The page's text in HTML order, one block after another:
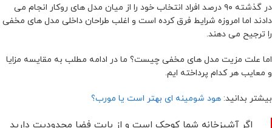
در گذشته ۹۰ درصد افراد انتخاب خود را از میان مدل های روکار انجام می
دادند اما امروزه شرایط فرق کرده است و اغلب طراحان داخلی مدل های مخفی
را ترجیح می دهند.
اما علت مزیت مدل های مخفی چیست؟ ما در ادامه مطلب به مقایسه مزایا
و معایب هر کدام پرداخته ایم.
بیشتر بدانید: هود شومینه ای بهتر است یا مورب؟
اگر آشپزخانه شما کوچک است و از بابت فضا محدودیت دارید